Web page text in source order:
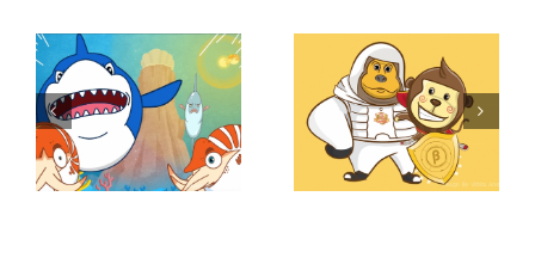
Superkid
Robinson LINE Sticker
Robin and Friend
Dukdik